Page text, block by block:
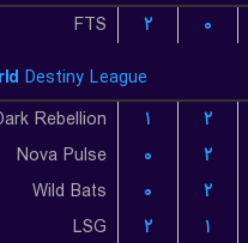
FTS
۲ ۰
Destiny League
Rebellion
۱ ۲
Nova Pulse
۰ ۲
Wild Bats
۰ ۲
LSG
۲ ۱